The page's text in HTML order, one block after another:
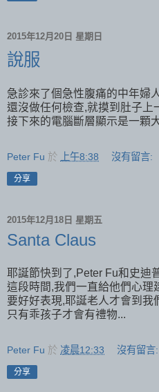
2015年12月20日 星期日
說服
急診來了個急性腹痛的中年婦
還沒做任何檢查,就摸到肚子上
接下來的電腦斷層顯示是一顆
Peter Fu 於 上午8:38 沒有留言:
分享
2015年12月18日 星期五
Santa Claus
耶誕節快到了,Peter Fu和史迪
這段時間,我們一直給他們心理
要好好表現,耶誕老人才會到我
只有乖孩子才會有禮物...
Peter Fu 於 凌晨12:33 沒有留言:
分享